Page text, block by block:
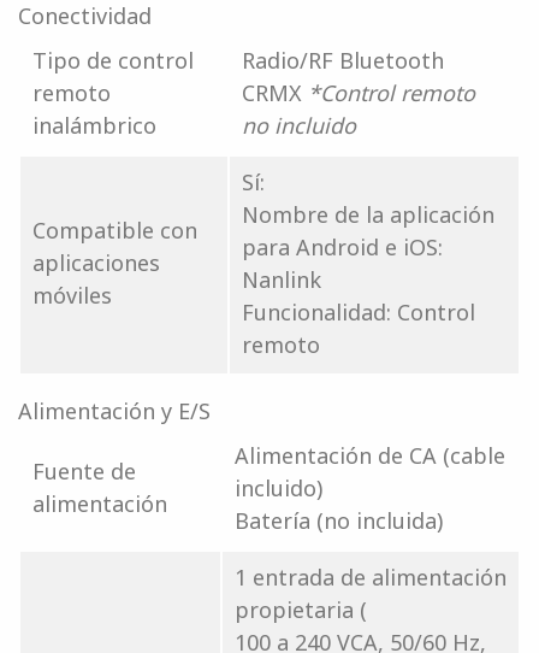
Conectividad
Tipo de control
remoto
inalámbrico
Radio/RF Bluetooth
CRMX *Control remoto
no incluido
Compatible con
aplicaciones
móviles
Sí:
Nombre de la aplicación
para Android e iOS:
Nanlink
Funcionalidad: Control
remoto
Alimentación y E/S
Fuente de
alimentación
Alimentación de CA (cable
incluido)
Batería (no incluida)
1 entrada de alimentación
propietaria (
100 a 240 VCA, 50/60 Hz,